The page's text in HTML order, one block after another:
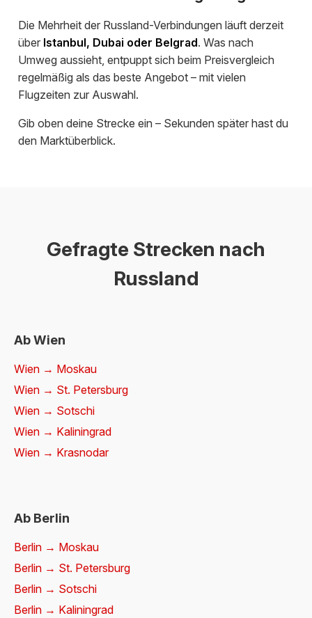
Die Mehrheit der Russland-Verbindungen läuft derzeit
über Istanbul, Dubai oder Belgrad. Was nach
Umweg aussieht, entpuppt sich beim Preisvergleich
regelmäßig als das beste Angebot – mit vielen
Flugzeiten zur Auswahl.
Gib oben deine Strecke ein – Sekunden später hast du
den Marktüberblick.
Gefragte Strecken nach
Russland
Ab Wien
Wien → Moskau
Wien → St. Petersburg
Wien → Sotschi
Wien → Kaliningrad
Wien → Krasnodar
Ab Berlin
Berlin → Moskau
Berlin → St. Petersburg
Berlin → Sotschi
Berlin → Kaliningrad